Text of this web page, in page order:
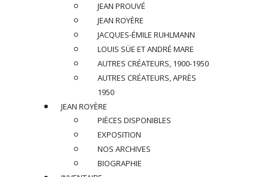
DANS LE GOUT DE CHARLOTTE
PERRIAND
Table de salle à manger, circa 1950
Dimensions:
H 76 x L 155 x P 135 cm
PRIX SUR DEMANDE
JEAN PROUVÉ
JEAN ROYÈRE
JACQUES-ÉMILE RUHLMANN
LOUIS SÜE ET ANDRÉ MARE
AUTRES CRÉATEURS, 1900-1950
AUTRES CRÉATEURS, APRÈS
1950
JEAN ROYÈRE
PIÈCES DISPONIBLES
EXPOSITION
NOS ARCHIVES
BIOGRAPHIE